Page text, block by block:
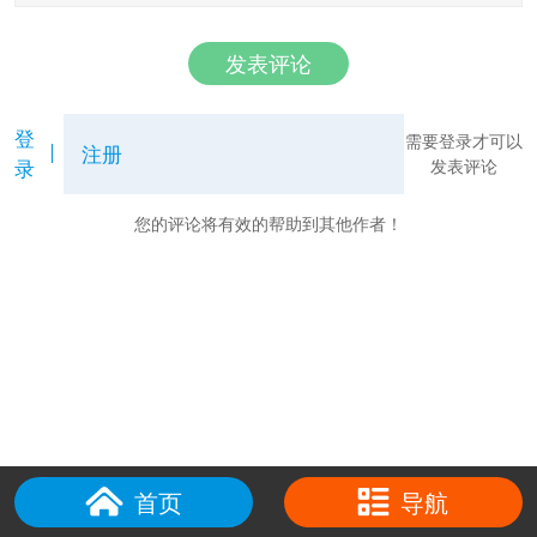
发表评论
登
录
注册
需要登录才可以
发表评论
您的评论将有效的帮助到其他作者！
首页 导航